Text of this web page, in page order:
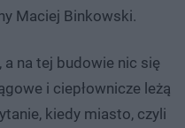
Maciej Binkowski.
a na tej budowie nic się
i ciepłownicze leżą
kiedy miasto, czyli